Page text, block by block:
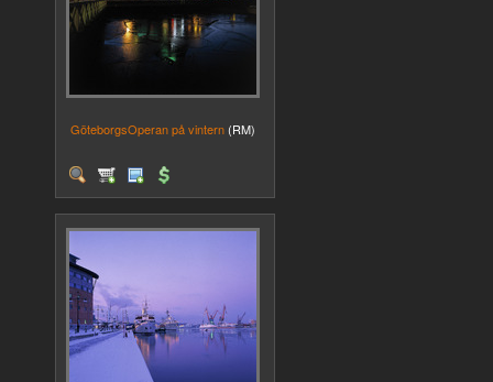
GöteborgsOperan på vintern (RM)